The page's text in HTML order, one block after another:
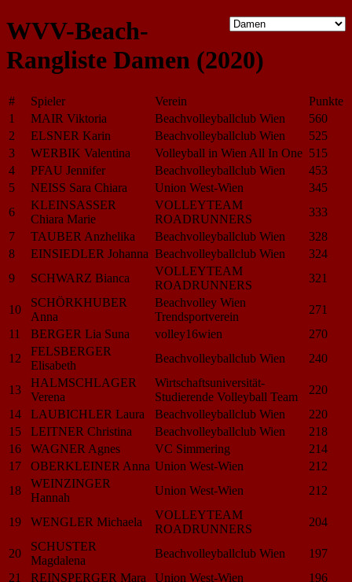
WVV-Beach-
Rangliste Damen (2020)
# Spieler Verein
Punkte
1
MAIR Viktoria Beachvolleyballclub Wien
560
2
ELSNER Karin Beachvolleyballclub Wien
525
3
WERBIK Valentina Volleyball in Wien All In One 515
4
PFAU Jennifer Beachvolleyballclub Wien
453
5
NEISS Sara Chiara Union West-Wien
345
6
KLEINSASSER
Chiara Marie
VOLLEYTEAM
ROADRUNNERS
333
7
TAUBER Anzhelika Beachvolleyballclub Wien
328
8
EINSIEDLER Johanna Beachvolleyballclub Wien
324
9
SCHWARZ Bianca
VOLLEYTEAM
ROADRUNNERS
321
10
SCHÖRKHUBER
Anna
Beachvolley Wien
Trendsportverein
271
11
BERGER Lia Suna volley16wien
270
12
FELSBERGER
Elisabeth
Beachvolleyballclub Wien 240
13
HALMSCHLAGER
Verena
Wirtschaftsuniversität-
Studierende Volleyball Team
220
14
LAUBICHLER Laura Beachvolleyballclub Wien
220
15
LEITNER Christina Beachvolleyballclub Wien
218
16
WAGNER Agnes VC Simmering
214
17
OBERKLEINER Anna Union West-Wien
212
18
WEINZINGER
Hannah
Union West-Wien 212
19 WENGLER Michaela
VOLLEYTEAM
ROADRUNNERS
204
20
SCHUSTER
Magdalena
Beachvolleyballclub Wien
197
21
REINSPERGER Mara Union West-Wien 196